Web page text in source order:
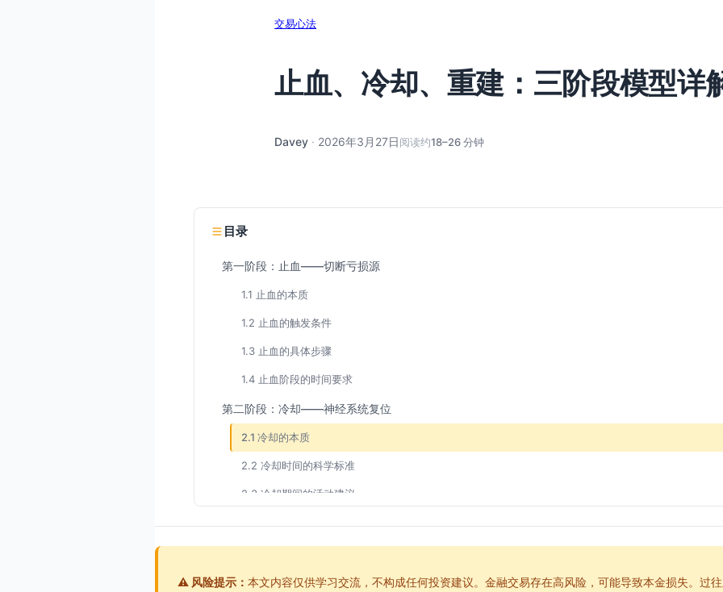
交易心法
止血、冷却、重建：三阶段模型详
Davey · 2026年3月27日阅读约18–26 分钟
目录
第一阶段：止血——切断亏损源
1.1 止血的本质
1.2 止血的触发条件
1.3 止血的具体步骤
1.4 止血阶段的时间要求
第二阶段：冷却——神经系统复位
2.1 冷却的本质
2.2 冷却时间的科学标准
2.3 冷却期间的活动建议
3.1 重建的本质
⚠️ 风险提示： 本文内容仅供学习交流，不构成任何投资建议。金融交易存在高风险，可能导致本金损失。过